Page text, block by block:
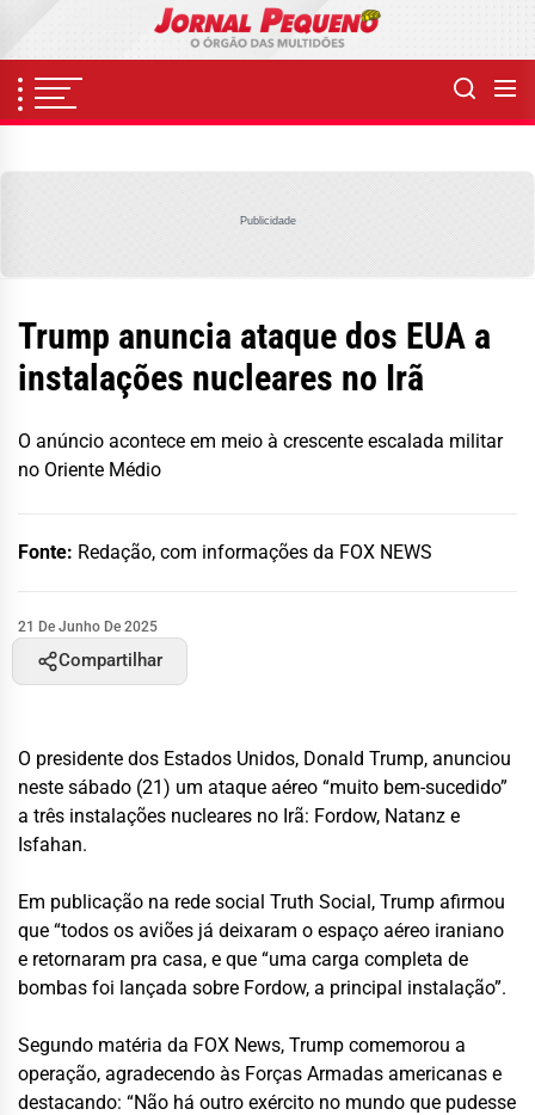
content
Publicidade
Trump anuncia ataque dos EUA a
instalações nucleares no Irã
O anúncio acontece em meio à crescente escalada militar
no Oriente Médio
Fonte: Redação, com informações da FOX NEWS
21 De Junho De 2025
Compartilhar
O presidente dos Estados Unidos, Donald Trump, anunciou
neste sábado (21) um ataque aéreo “muito bem-sucedido”
a três instalações nucleares no Irã: Fordow, Natanz e
Isfahan.
Em publicação na rede social Truth Social, Trump afirmou
que “todos os aviões já deixaram o espaço aéreo iraniano
e retornaram pra casa, e que “uma carga completa de
bombas foi lançada sobre Fordow, a principal instalação”.
Segundo matéria da FOX News, Trump comemorou a
operação, agradecendo às Forças Armadas americanas e
destacando: “Não há outro exército no mundo que pudesse